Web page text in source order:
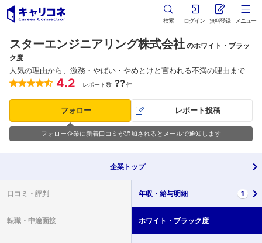
検索 ログイン 無料登録 メニュー
スターエンジニアリング株式会社 のホワイト・ブラッ
ク度
人気の理由から、激務・やばい・やめとけと言われる不満の理由まで
4.2 レポート数 ??件
フォロー レポート投稿
フォロー企業に新着口コミが追加されるとメールで通知します
企業 トップ
口コミ・ 評判 年収・ 給与明細 1
転職・ 中途面接 ホワイト・ ブラック度